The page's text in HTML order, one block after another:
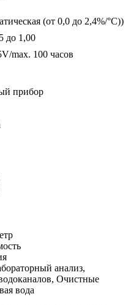
(от 0,0 до 2,4%/°C))
до 1,00
max. 100 часов
прибор
анализ,
Очистные
вода